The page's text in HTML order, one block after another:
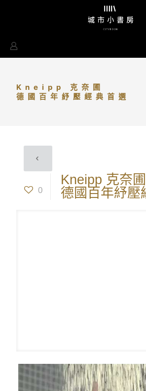
Kneipp 克奈圃
德國百年紓壓經典首選
0
Kneipp 克奈圃
德國百年紓壓